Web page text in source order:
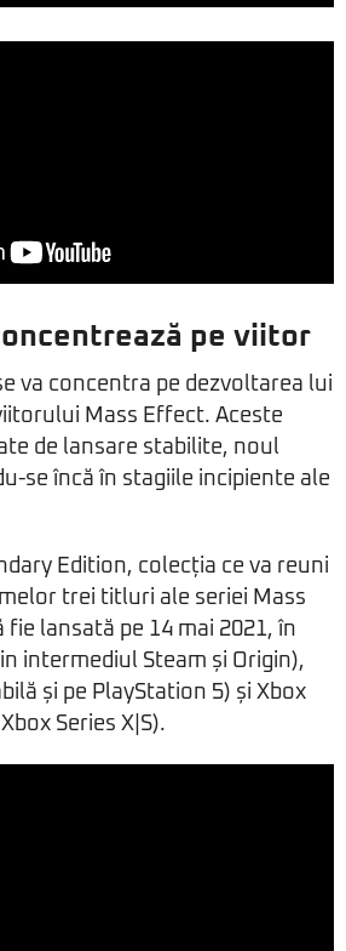
pe viitor
va concentra pe dezvoltarea lui
Mass Effect. Aceste
de lansare stabilite, noul
se încă în stagiile incipiente ale
Edition, colecția ce va reuni
trei titluri ale seriei Mass
fie lansată pe 14 mai 2021, în
intermediul Steam și Origin),
și pe PlayStation 5) și Xbox
Series X|S).